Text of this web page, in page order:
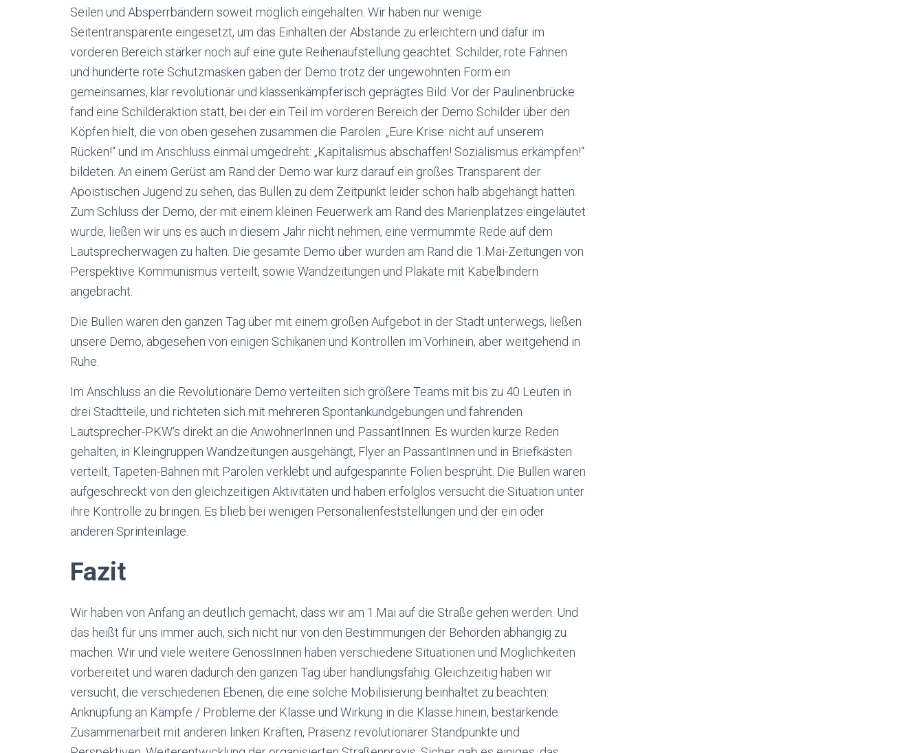
Seilen und Absperrbändern soweit möglich eingehalten. Wir haben nur wenige
Seitentransparente eingesetzt, um das Einhalten der Abstände zu erleichtern und dafür im
vorderen Bereich stärker noch auf eine gute Reihenaufstellung geachtet. Schilder, rote Fahnen
und hunderte rote Schutzmasken gaben der Demo trotz der ungewohnten Form ein
gemeinsames, klar revolutionär und klassenkämpferisch geprägtes Bild. Vor der Paulinenbrücke
fand eine Schilderaktion statt, bei der ein Teil im vorderen Bereich der Demo Schilder über den
Köpfen hielt, die von oben gesehen zusammen die Parolen: „Eure Krise: nicht auf unserem
Rücken!“ und im Anschluss einmal umgedreht: „Kapitalismus abschaffen! Sozialismus erkämpfen!“
bildeten. An einem Gerüst am Rand der Demo war kurz darauf ein großes Transparent der
Apoistischen Jugend zu sehen, das Bullen zu dem Zeitpunkt leider schon halb abgehängt hatten.
Zum Schluss der Demo, der mit einem kleinen Feuerwerk am Rand des Marienplatzes eingeläutet
wurde, ließen wir uns es auch in diesem Jahr nicht nehmen, eine vermummte Rede auf dem
Lautsprecherwagen zu halten. Die gesamte Demo über wurden am Rand die 1.Mai-Zeitungen von
Perspektive Kommunismus verteilt, sowie Wandzeitungen und Plakate mit Kabelbindern
angebracht.
Die Bullen waren den ganzen Tag über mit einem großen Aufgebot in der Stadt unterwegs, ließen
unsere Demo, abgesehen von einigen Schikanen und Kontrollen im Vorhinein, aber weitgehend in
Ruhe.
Im Anschluss an die Revolutionäre Demo verteilten sich größere Teams mit bis zu 40 Leuten in
drei Stadtteile, und richteten sich mit mehreren Spontankundgebungen und fahrenden
Lautsprecher-PKW‘s direkt an die AnwohnerInnen und PassantInnen. Es wurden kurze Reden
gehalten, in Kleingruppen Wandzeitungen ausgehängt, Flyer an PassantInnen und in Briefkästen
verteilt, Tapeten-Bahnen mit Parolen verklebt und aufgespannte Folien besprüht. Die Bullen waren
aufgeschreckt von den gleichzeitigen Aktivitäten und haben erfolglos versucht die Situation unter
ihre Kontrolle zu bringen. Es blieb bei wenigen Personalienfeststellungen und der ein oder
anderen Sprinteinlage.
Fazit
Wir haben von Anfang an deutlich gemacht, dass wir am 1.Mai auf die Straße gehen werden. Und
das heißt für uns immer auch, sich nicht nur von den Bestimmungen der Behörden abhängig zu
machen. Wir und viele weitere GenossInnen haben verschiedene Situationen und Möglichkeiten
vorbereitet und waren dadurch den ganzen Tag über handlungsfähig. Gleichzeitig haben wir
versucht, die verschiedenen Ebenen, die eine solche Mobilisierung beinhaltet zu beachten:
Anknüpfung an Kämpfe / Probleme der Klasse und Wirkung in die Klasse hinein, bestärkende
Zusammenarbeit mit anderen linken Kräften, Präsenz revolutionärer Standpunkte und